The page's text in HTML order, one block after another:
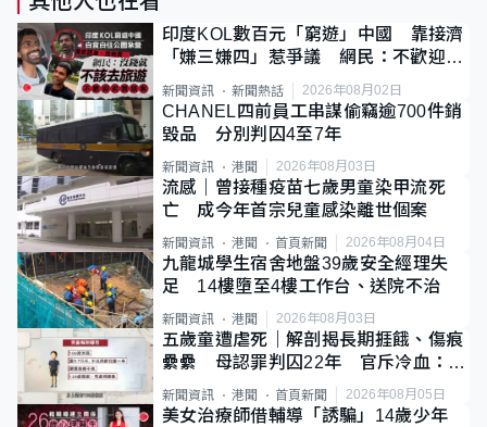
印度KOL數百元「窮遊」中國 靠接濟
「嫌三嫌四」惹爭議 網民：不歡迎劣
質旅客
新聞資訊 新聞熱話 2026年08月02日
CHANEL四前員工串謀偷竊逾700件銷
毀品 分別判囚4至7年
新聞資訊 港聞 2026年08月03日
流感｜曾接種疫苗七歲男童染甲流死
亡 成今年首宗兒童感染離世個案
新聞資訊 港聞 首頁新聞 2026年08月04日
九龍城學生宿舍地盤39歲安全經理失
足 14樓墮至4樓工作台、送院不治
新聞資訊 港聞 2026年08月03日
五歲童遭虐死｜解剖揭長期捱餓、傷痕
纍纍 母認罪判囚22年 官斥冷血：同
類案最惡劣
新聞資訊 港聞 首頁新聞 2026年08月05日
美女治療師借輔導「誘騙」14歲少年